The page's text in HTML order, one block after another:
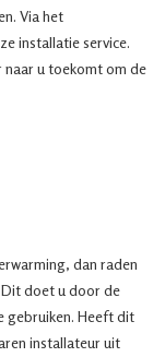
Via het
installatie service.
u toekomt om de
dan raden
doet u door de
gebruiken. Heeft dit
installateur uit